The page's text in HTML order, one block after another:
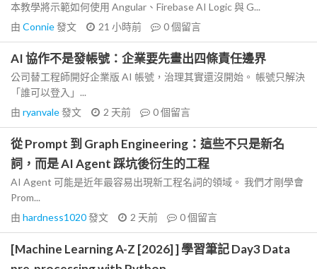
本教學將示範如何使用 Angular、Firebase AI Logic 與 G...
由 Connie發文 21 小時前 0個留言
AI 協作不是發帳號：企業要先畫出四條責任邊界
公司替工程師開好企業版 AI 帳號，治理其實還沒開始。 帳號只解決
「誰可以登入」...
由 ryanvale發文 2 天前 0個留言
從 Prompt 到 Graph Engineering：這些不只是新名
詞，而是 AI Agent 踩坑後衍生的工程
AI Agent 可能是近年最容易出現新工程名詞的領域。 我們才剛學會
Prom...
由 hardness1020發文 2 天前 0個留言
[Machine Learning A-Z [2026] ] 學習筆記 Day3 Data